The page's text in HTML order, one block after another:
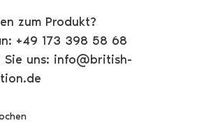
zum Produkt?
+49 173 398 58 68
Sie uns: info@british-